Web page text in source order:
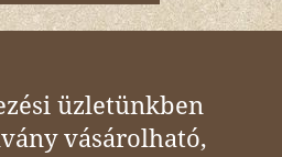
üzletünkben
vásárolható,